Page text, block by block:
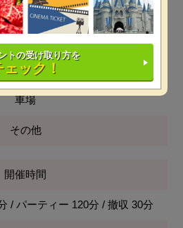
日時によっては保証料が変動し
ます。
設備
ーン,DJブース,音響設備,近隣駐
車場
その他
開催時間
/ パーティー 120分 / 撤収 30分
トの受け取り方を
ェック！